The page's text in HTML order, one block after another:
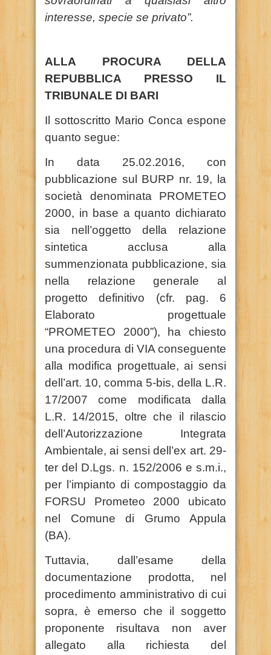
interesse, specie se privato”.
ALLA PROCURA DELLA
REPUBBLICA PRESSO IL
TRIBUNALE DI BARI
Il sottoscritto Mario Conca espone
quanto segue:
In data 25.02.2016, con
pubblicazione sul BURP nr. 19, la
società denominata PROMETEO
2000, in base a quanto dichiarato
sia nell’oggetto della relazione
sintetica acclusa alla
summenzionata pubblicazione, sia
nella relazione generale al
progetto definitivo (cfr. pag. 6
Elaborato progettuale
“PROMETEO 2000”), ha chiesto
una procedura di VIA conseguente
alla modifica progettuale, ai sensi
dell’art. 10, comma 5-bis, della L.R.
17/2007 come modificata dalla
L.R. 14/2015, oltre che il rilascio
dell’Autorizzazione Integrata
Ambientale, ai sensi dell’ex art. 29-
ter del D.Lgs. n. 152/2006 e s.m.i.,
per l’impianto di compostaggio da
FORSU Prometeo 2000 ubicato
nel Comune di Grumo Appula
(BA).
Tuttavia, dall’esame della
documentazione prodotta, nel
procedimento amministrativo di cui
sopra, è emerso che il soggetto
proponente risultava non aver
allegato alla richiesta del